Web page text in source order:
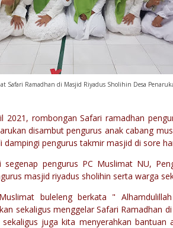
Safari Ramadhan di Masjid Riyadus Sholihin Desa
2021, rombongan Safari ramadhan
disambut pengurus anak cabang
pengurus takmir masjid di sore
pengurus PC Muslimat NU,
masjid riyadus sholihin serta warga
buleleng berkata "
sekaligus menggelar Safari Ramadhan
juga kita menyerahkan